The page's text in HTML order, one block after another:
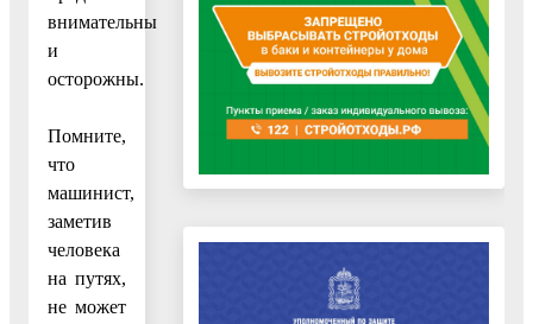
внимательны
и
осторожны.
Помните,
что
машинист,
заметив
человека
на путях,
не может